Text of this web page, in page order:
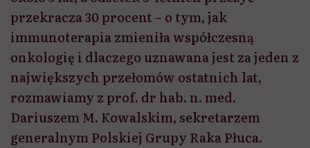
przekracza 30 procent – o tym, jak
immunoterapia zmieniła współczesną
onkologię i dlaczego uznawana jest za jeden z
największych przełomów ostatnich lat,
rozmawiamy z prof. dr hab. n. med.
Dariuszem M. Kowalskim, sekretarzem
generalnym Polskiej Grupy Raka Płuca.